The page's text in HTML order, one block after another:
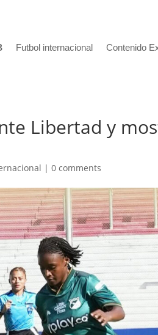
Futbol internacional Contenido
Libertad y
|0 comments